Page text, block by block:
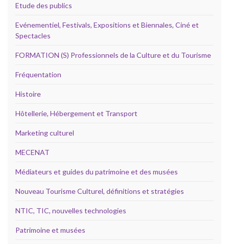
Etude des publics
Evénementiel, Festivals, Expositions et Biennales, Ciné et
Spectacles
FORMATION (S) Professionnels de la Culture et du Tourisme
Fréquentation
Histoire
Hôtellerie, Hébergement et Transport
Marketing culturel
MECENAT
Médiateurs et guides du patrimoine et des musées
Nouveau Tourisme Culturel, définitions et stratégies
NTIC, TIC, nouvelles technologies
Patrimoine et musées